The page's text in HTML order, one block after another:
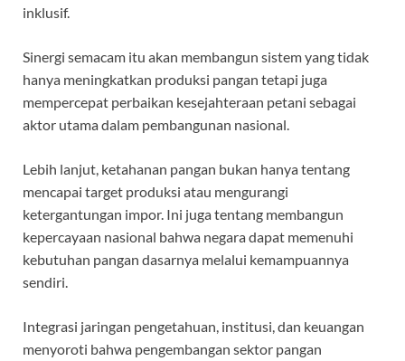
inklusif.
Sinergi semacam itu akan membangun sistem yang tidak
hanya meningkatkan produksi pangan tetapi juga
mempercepat perbaikan kesejahteraan petani sebagai
aktor utama dalam pembangunan nasional.
Lebih lanjut, ketahanan pangan bukan hanya tentang
mencapai target produksi atau mengurangi
ketergantungan impor. Ini juga tentang membangun
kepercayaan nasional bahwa negara dapat memenuhi
kebutuhan pangan dasarnya melalui kemampuannya
sendiri.
Integrasi jaringan pengetahuan, institusi, dan keuangan
menyoroti bahwa pengembangan sektor pangan